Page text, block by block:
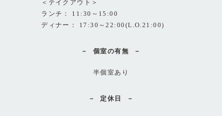
＜テイクアウト＞
ランチ： 11:30～15:00
ディナー： 17:30～22:00(L.O.21:00)
個室の有無
半個室あり
定休日